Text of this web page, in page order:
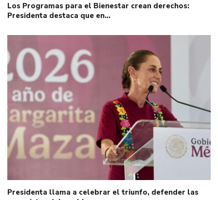
Los Programas para el Bienestar crean derechos:
Presidenta destaca que en…
Presidenta llama a celebrar el triunfo, defender las